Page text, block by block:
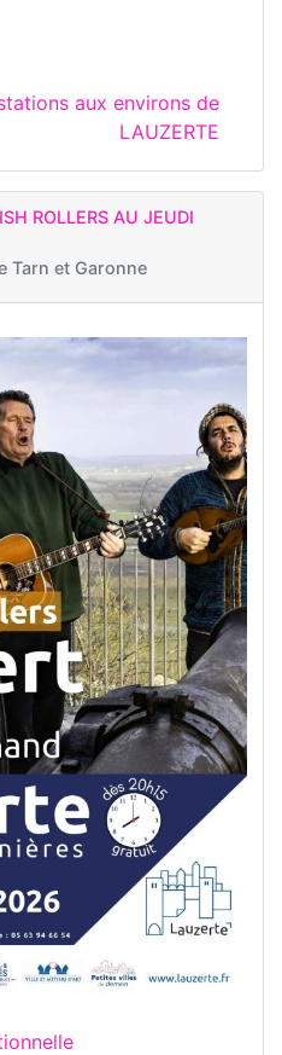
aux environs de
LAUZERTE
ROLLERS AU JEUDI
Tarn et Garonne